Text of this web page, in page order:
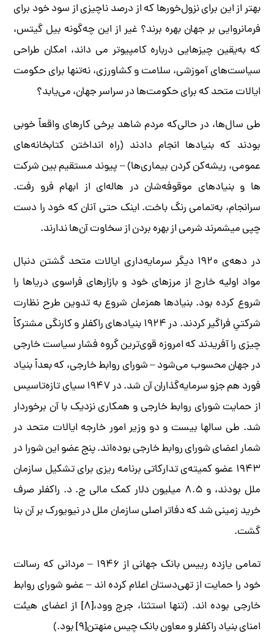
بهتر از این برای نزول­‌خورها که از درصد ناچیزی از سود خود برای
فرمانروایی بر جهان بهره برند؟ غیر از این چه‌‌گونه بیل گیتس،
که به­‌یقین چیزهایی درباره­ کامپیوتر می ­داند، امکان ­طراحی
سیاست­‌های آموزشی، سلامت و کشاورزی، نه‌تنها برای حکومت
ایالات متحد که برای حکومت­‌ها در سراسر جهان، می­‌یابد؟
طی سال­‌ها، در حالی­‌که مردم شاهد برخی کارهای واقعاً خوبی
بودند که بنیادها انجام دادند (راه انداختن کتابخانه­‌های
عمومی، ریشه‌کن کردن بیماری­‌ها) – پیوند مستقیم بین شرکت­‌
ها و بنیادهای موقوفه­‌شان در هاله‌‌ای از ابهام فرو رفت.
سرانجام، به­‌تمامی رنگ باخت. اینک حتی آنان که خود را دست
چپی می­شمرند شرمی از بهره بردن از سخاوت آن­‌ها ندارند.
در دهه­‌ی ۱۹۲۰ دیگر سرمایه­‌داری ایالات متحد گشتن دنبال
مواد اولیه خارج از مرزهای خود و بازارهای فراسوی دریاها را
شروع کرده بود. بنیادها همزمان شروع به ­تدوین طرح نظارت
شرکتیِ فراگیر کردند. در ۱۹۲۴ بنیادهای راکفلر و کارنگی مشترکاً
چیزی را آفریدند که امروزه قوی‌­ترین گروه فشار سیاست خارجی
در جهان محسوب می­‌شود – شورای روابط خارجی، که بعداً بنیاد
فورد هم جزو سرمایه­‌گذاران آن شد. در ۱۹۴۷ سیای تازه‌‌تاسیس
از حمایت شورای روابط خارجی و همکاری نزدیک با آن برخوردار
شد. طی سال­­ها بیست و دو وزیر امور خارجه ایالات متحد در
شمار اعضای شورای روابط خارجی بوده‌اند. پنج عضو این شورا در
۱۹۴۳ عضو کمیته­‌ی تدارکاتی برنامه ­ریزی برای تشکیل سازمان
ملل بودند، و ۸.۵ میلیون دلار کمک مالی ج. د. راکفلر صرف
خرید زمینی شد که دفاتر اصلی سازمان ملل در نیویورک بر آن بنا
گشت.
تمامی یازده رییس بانک جهانی از ۱۹۴۶ – مردانی که رسالت
خود را حمایت از تهی‌دستان اعلام کرده ­ا‌ند – عضو شورای روابط
خارجی بوده ­اند. (تنها استثنا، جرج وود،[۸] از اعضای هیئت
امنای بنیاد راکفلر و معاون بانک چیس منهتن[۹] بود.)